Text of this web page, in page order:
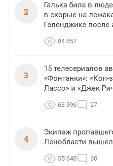
2
Галька била в
в скорые на
Геленджике
84 657
3
15 телесериалов
«Фонтанки»: «Коп-
Лассо» и «Джек
63 596 27
4
Экипаж
Ленобласти
55 640 60